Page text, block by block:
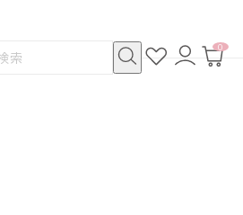
お
気
ロ
グ
カ
0